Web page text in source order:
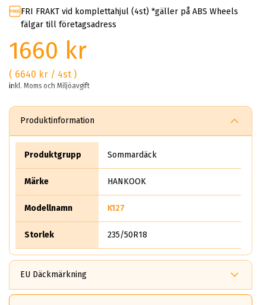
FRI FRAKT vid komplettahjul (4st) *gäller på ABS Wheels
fälgar till företagsadress
1660 kr
( 6640 kr / 4st )
inkl. Moms och Miljöavgift
Produktinformation
Produktgrupp Sommardäck
Märke HANKOOK
Modellnamn K127
Storlek 235/50R18
EU Däckmärkning